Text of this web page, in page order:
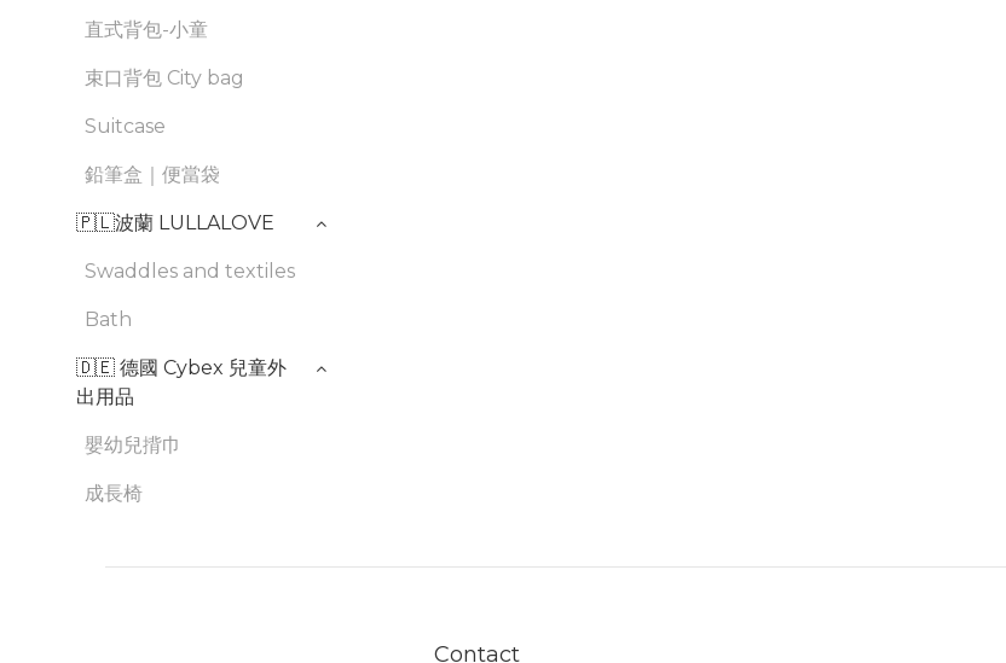
直式背包-小童
束口背包 City bag
Suitcase
鉛筆盒｜便當袋
🇵🇱波蘭 LULLALOVE
Swaddles and textiles
Bath
🇩🇪 德國 Cybex 兒童外
出用品
嬰幼兒揹巾
成長椅
Contact